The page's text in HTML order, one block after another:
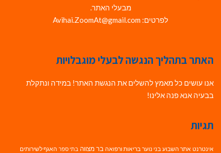
מבעלי האתר.
לפרטים: Avihai.ZoomAt@gmail.com
האתר בתהליך הנגשה לבעלי מוגבלויות
אנו עושים כל מאמץ להשלים את הנגשת האתר! במידה ונתקלת
בבעיה אנא פנה אלינו!
תגיות
אינטרנט אתר השבוע בני נוער בריאות ורפואה בר מצווה בתי ספר האגף לשירותים